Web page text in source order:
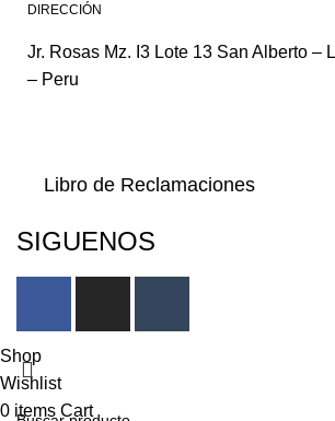
DIRECCIÓN
Jr. Rosas Mz. I3 Lote 13 San Alberto –
– Peru
Libro de Reclamaciones
SIGUENOS
Shop
Wishlist
0 items Cart